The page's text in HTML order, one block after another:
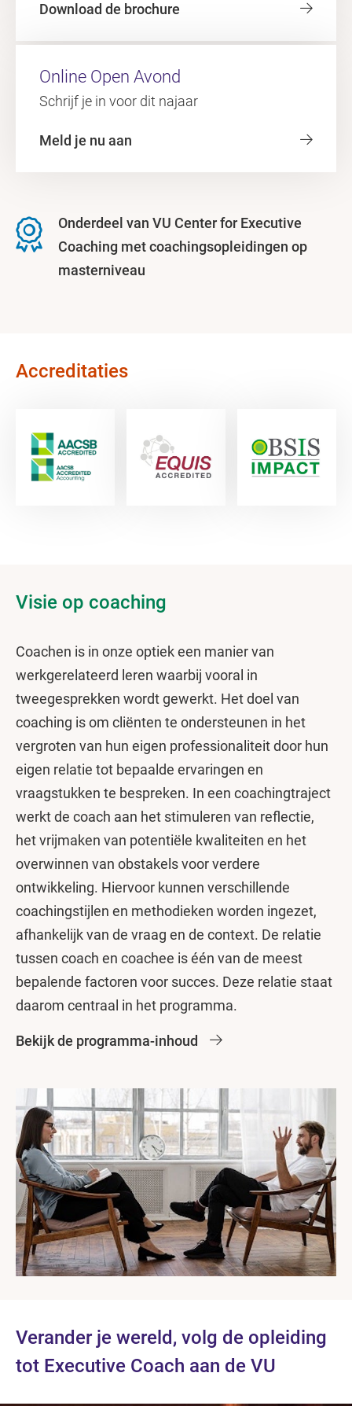
Download de brochure
Online Open Avond
Schrijf je in voor dit najaar
Meld je nu aan
Onderdeel van VU Center for Executive
Coaching met coachingsopleidingen op
masterniveau
Accreditaties
Visie op coaching
Coachen is in onze optiek een manier van
werkgerelateerd leren waarbij vooral in
tweegesprekken wordt gewerkt. Het doel van
coaching is om cliënten te ondersteunen in het
vergroten van hun eigen professionaliteit door hun
eigen relatie tot bepaalde ervaringen en
vraagstukken te bespreken. In een coachingtraject
werkt de coach aan het stimuleren van reflectie,
het vrijmaken van potentiële kwaliteiten en het
overwinnen van obstakels voor verdere
ontwikkeling. Hiervoor kunnen verschillende
coachingstijlen en methodieken worden ingezet,
afhankelijk van de vraag en de context. De relatie
tussen coach en coachee is één van de meest
bepalende factoren voor succes. Deze relatie staat
daarom centraal in het programma.
Bekijk de programma-inhoud
Verander je wereld, volg de opleiding
tot Executive Coach aan de VU